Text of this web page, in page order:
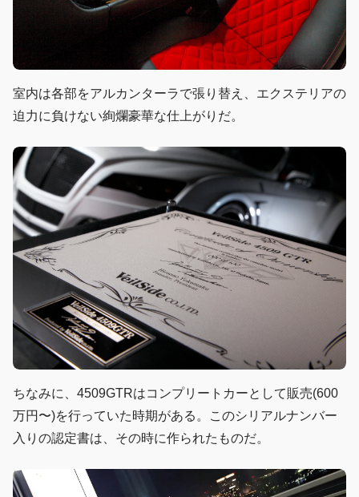
室内は各部をアルカンターラで張り替え、エクステリアの
迫力に負けない絢爛豪華な仕上がりだ。
ちなみに、4509GTRはコンプリートカーとして販売(600
万円〜)を行っていた時期がある。このシリアルナンバー
入りの認定書は、その時に作られたものだ。